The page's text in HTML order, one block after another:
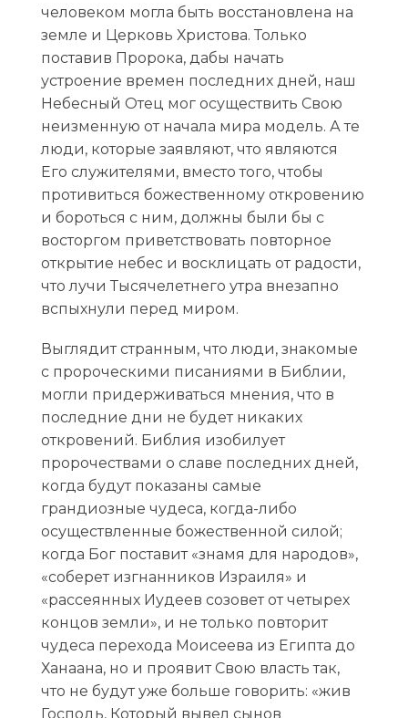
человеком могла быть восстановлена на
земле и Церковь Христова. Только
поставив Пророка, дабы начать
устроение времен последних дней, наш
Небесный Отец мог осуществить Свою
неизменную от начала мира модель. А те
люди, которые заявляют, что являются
Его служителями, вместо того, чтобы
противиться божественному откровению
и бороться с ним, должны были бы с
восторгом приветствовать повторное
открытие небес и восклицать от радости,
что лучи Тысячелетнего утра внезапно
вспыхнули перед миром.
Выглядит странным, что люди, знакомые
с пророческими писаниями в Библии,
могли придерживаться мнения, что в
последние дни не будет никаких
откровений. Библия изобилует
пророчествами о славе последних дней,
когда будут показаны самые
грандиозные чудеса, когда-либо
осуществленные божественной силой;
когда Бог поставит «знамя для народов»,
«соберет изгнанников Израиля» и
«рассеянных Иудеев созовет от четырех
концов земли», и не только повторит
чудеса перехода Моисеева из Египта до
Ханаана, но и проявит Свою власть так,
что не будут уже больше говорить: «жив
Господь, Который вывел сынов